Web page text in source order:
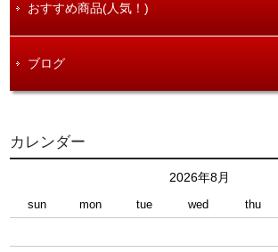
おすすめ商品(人気！)
ブログ
カレンダー
2026年8月
sun mon tue wed thu